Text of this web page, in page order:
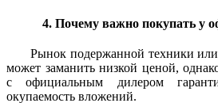
4. Почему важно покупать у
Рынок подержанной техники
может заманить низкой ценой,
с официальным дилером
окупаемость вложений.